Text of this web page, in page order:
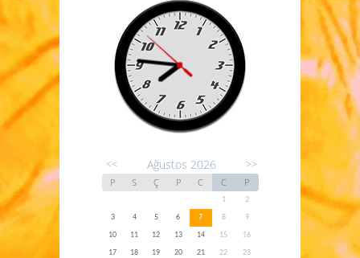
<< Ağustos 2026 >>
P S Ç P C C P
1
2
3
4 5 6 7 8
9
10
11 12 13 14 15
16
17
18 19 20 21 22
23